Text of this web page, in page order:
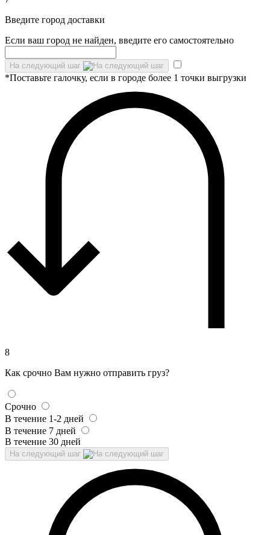
Введите город доставки
Если ваш город не найден, введите его самостоятельно
На следующий шаг
*Поставьте галочку, если в городе более 1 точки выгрузки
8
Как срочно Вам нужно отправить груз?
Срочно
В течение 1-2 дней
В течение 7 дней
В течение 30 дней
На следующий шаг